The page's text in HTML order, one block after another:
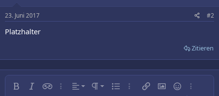
23. Juni 2017 #2
Platzhalter
Zitieren
Fett KursivInline-Spoiler
Weitere…Ausrichtung
Linksbündig
Absatzformatierung
Normal Ungeordnete Liste
Weitere…Link einfügen
Bild einfügen
SmileysWeitere…